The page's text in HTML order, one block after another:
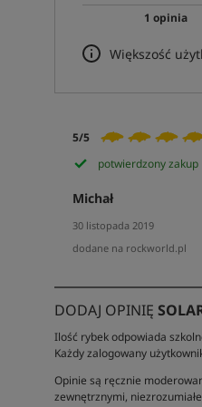
1 opinia
Większość
5/5
potwierdzony zakup
Michał
30 listopada 2019
dodane na rockworld.pl
DODAJ OPINIĘ
Ilość rybek odpowiada
Każdy zalogowany
Opinie są ręcznie
zewnętrznymi,